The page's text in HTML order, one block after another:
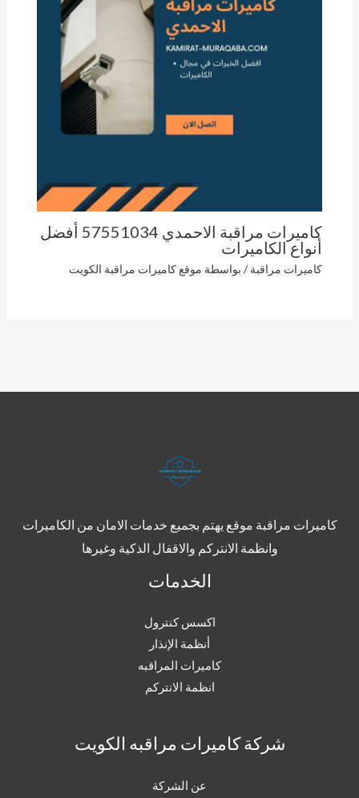
كاميرات مراقبة الاحمدي 57551034 أفضل
أنواع الكاميرات
كاميرات مراقبة / بواسطة موقع كاميرات مراقبة الكويت
كاميرات مراقبة موقع يهتم بجميع خدمات الامان من الكاميرات
وانظمة الانتركم والاقفال الذكية وغيرها
الخدمات
اكسس كنترول
أنظمة الإنذار
كاميرات المراقبه
انظمة الانتركم
شركة كاميرات مراقبه الكويت
عن الشركة